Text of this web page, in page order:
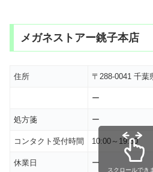
メガネストアー銚子本店
住所 〒288-0041 千
ー
処方箋 ー
コンタクト受付時間 10:00～19:30
休業日 ー
スクロールでき